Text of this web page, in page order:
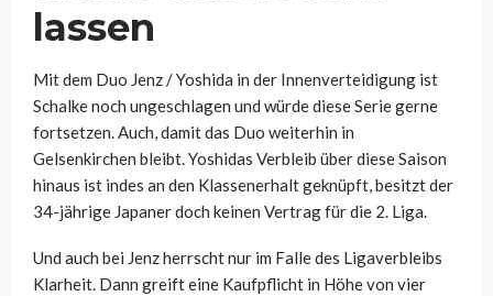
lassen
Mit dem Duo Jenz / Yoshida in der Innenverteidigung ist
Schalke noch ungeschlagen und würde diese Serie gerne
fortsetzen. Auch, damit das Duo weiterhin in
Gelsenkirchen bleibt. Yoshidas Verbleib über diese Saison
hinaus ist indes an den Klassenerhalt geknüpft, besitzt der
34-jährige Japaner doch keinen Vertrag für die 2. Liga.
Und auch bei Jenz herrscht nur im Falle des Ligaverbleibs
Klarheit. Dann greift eine Kaufpflicht in Höhe von vier